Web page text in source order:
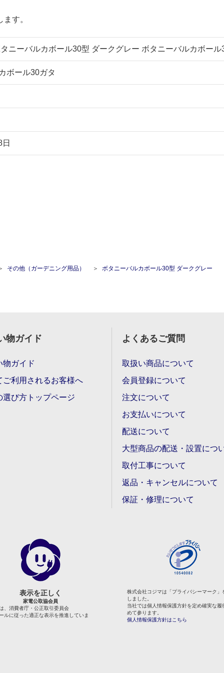
す。
ニーバルカボール30型 ダークグレー ボタニーバルカボール
ボール30ガタ
その他（ガーデニング用品） ボタニーバルカボール30型 ダークグレー
物ガイド
物ガイド
ご利用されるお客様へ
選び方トップページ
よくあるご質問
取扱い商品について
会員登録について
注文について
お支払いについて
配送について
大型商品の配送・設置につ
取付工事について
返品・キャンセルについて
保証・修理について
表示を正しく
家電公取協会員
、消費者庁・公正取引委員会
ルに従った適正な表示を推進していま
株式会社コジマは「プライバシーマーク」
しました。
当社では個人情報保護方針を定め確実な履
めて参ります。
個人情報保護方針はこちら